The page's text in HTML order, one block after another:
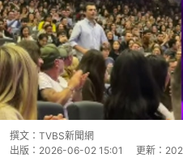
撰文： TVBS新聞網
出版： 2026-06-02 15:01 更新：